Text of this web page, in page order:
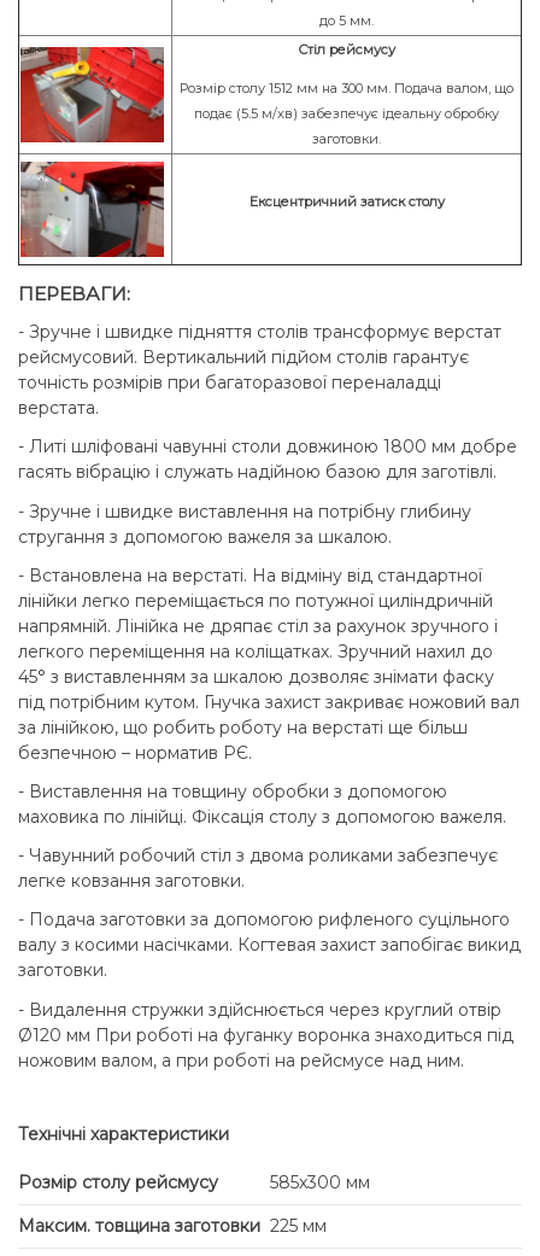
до 5 мм.
Стіл рейсмусу
Розмір столу 1512 мм на 300 мм. Подача валом, що
подає (5.5 м/хв) забезпечує ідеальну обробку
заготовки.
Ексцентричний затиск столу
ПЕРЕВАГИ:
- Зручне і швидке підняття столів трансформує верстат
рейсмусовий. Вертикальний підйом столів гарантує
точність розмірів при багаторазової переналадці
верстата.
- Литі шліфовані чавунні столи довжиною 1800 мм добре
гасять вібрацію і служать надійною базою для заготівлі.
- Зручне і швидке виставлення на потрібну глибину
стругання з допомогою важеля за шкалою.
- Встановлена на верстаті. На відміну від стандартної
лінійки легко переміщається по потужної циліндричній
напрямній. Лінійка не дряпає стіл за рахунок зручного і
легкого переміщення на коліщатках. Зручний нахил до
45° з виставленням за шкалою дозволяє знімати фаску
під потрібним кутом. Гнучка захист закриває ножовий вал
за лінійкою, що робить роботу на верстаті ще більш
безпечною – норматив РЄ.
- Виставлення на товщину обробки з допомогою
маховика по лінійці. Фіксація столу з допомогою важеля.
- Чавунний робочий стіл з двома роликами забезпечує
легке ковзання заготовки.
- Подача заготовки за допомогою рифленого суцільного
валу з косими насічками. Когтевая захист запобігає викид
заготовки.
- Видалення стружки здійснюється через круглий отвір
Ø120 мм При роботі на фуганку воронка знаходиться під
ножовим валом, а при роботі на рейсмусе над ним.
Технічні характеристики
Розмір столу рейсмусу
585x300 мм
Максим. товщина заготовки 225 мм